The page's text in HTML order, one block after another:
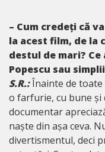
– Cum credeți că
la acest film, de la
destul de mari?
Popescu sau
S.R.:Înainte de toate
o farfurie, cu bune și
documentar
naște din așa ceva.
divertismentul, deci